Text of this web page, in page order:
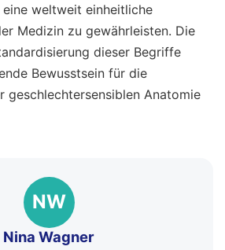
weltweit einheitliche
Medizin zu gewährleisten. Die
dieser Begriffe
Bewusstsein für die
geschlechtersensiblen Anatomie
NW
Nina Wagner